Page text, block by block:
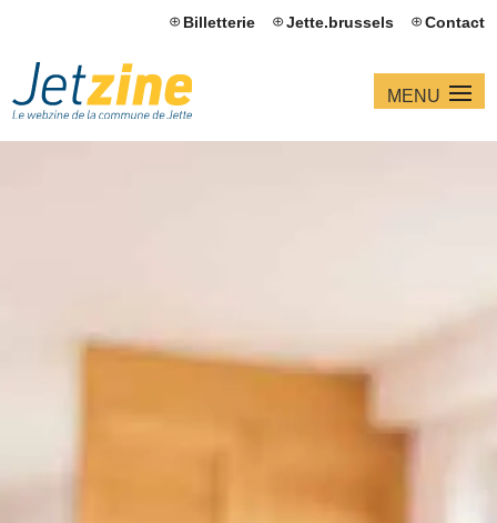
Billetterie Jette.brussels Contact